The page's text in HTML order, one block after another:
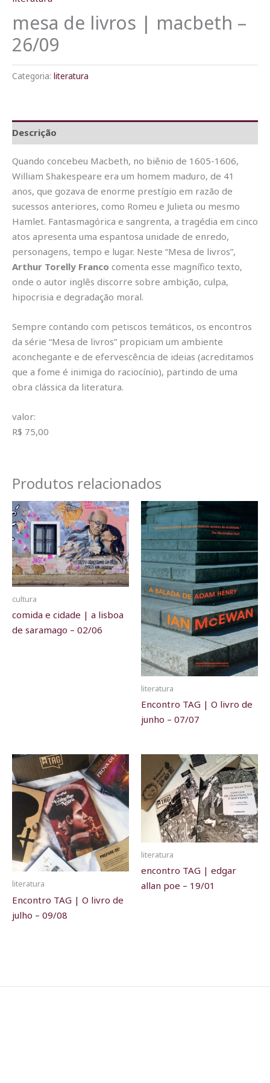
mesa de livros | macbeth –
26/09
Categoria: literatura
Descrição
Quando concebeu Macbeth, no biênio de 1605-1606,
William Shakespeare era um homem maduro, de 41
anos, que gozava de enorme prestígio em razão de
sucessos anteriores, como Romeu e Julieta ou mesmo
Hamlet. Fantasmagórica e sangrenta, a tragédia em cinco
atos apresenta uma espantosa unidade de enredo,
personagens, tempo e lugar. Neste “Mesa de livros”,
Arthur Torelly Franco comenta esse magnífico texto,
onde o autor inglês discorre sobre ambição, culpa,
hipocrisia e degradação moral.
Sempre contando com petiscos temáticos, os encontros
da série “Mesa de livros” propiciam um ambiente
aconchegante e de efervescência de ideias (acreditamos
que a fome é inimiga do raciocínio), partindo de uma
obra clássica da literatura.
valor:
R$ 75,00
Produtos relacionados
cultura
comida e cidade | a lisboa
de saramago – 02/06
literatura
Encontro TAG | O livro de
junho – 07/07
literatura
Encontro TAG | O livro de
julho – 09/08
literatura
encontro TAG | edgar
allan poe – 19/01